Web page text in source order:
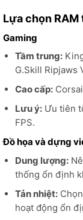
Lựa chọn
Gaming
Tầm trung:
G.Skill Ripjaws
Cao cấp:
Lưu ý:Ưu tiên
FPS.
Đồ họa và dựng
Dung lượng:
thống ổn định
Tản nhiệt:Chọn
hoạt động ổn